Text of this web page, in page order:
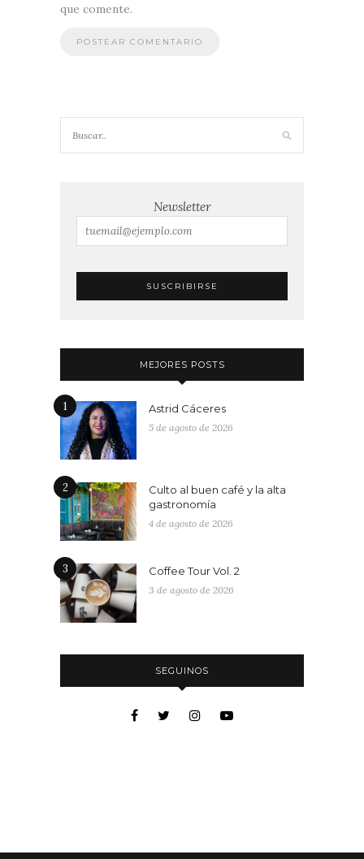
que comente.
Newsletter
MEJORES POSTS
1 Astrid Cáceres
5 de agosto de 2026
2
Culto al buen café y la alta
gastronomía
4 de agosto de 2026
3 Coffee Tour Vol. 2
3 de agosto de 2026
SEGUINOS